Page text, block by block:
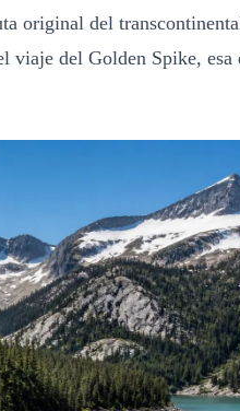
original del
viaje del Golden Spike, esa